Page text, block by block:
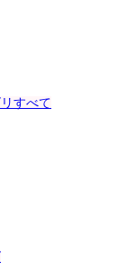
すべて